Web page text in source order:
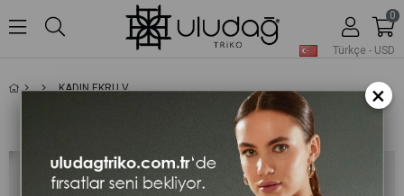
Türkçe - USD
0
KADIN EKRU V YAKA FLAMLI KIRMIZI DESENLI PÜSKÜLLÜ TRIKO UZUN HIRKA ×